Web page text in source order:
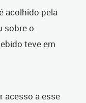
acolhido pela
sobre o
teve em
acesso a esse